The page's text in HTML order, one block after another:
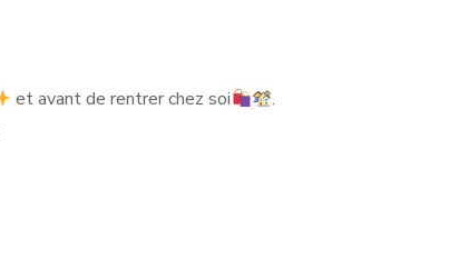
et avant de rentrer chez soi
.